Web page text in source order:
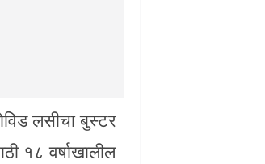
लसीचा बुस्टर
१८ वर्षाखालील